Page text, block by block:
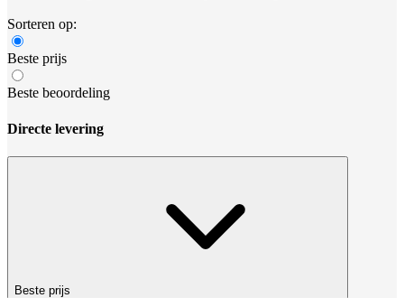
Sorteren op:
Beste prijs
Beste beoordeling
Directe levering
Beste prijs